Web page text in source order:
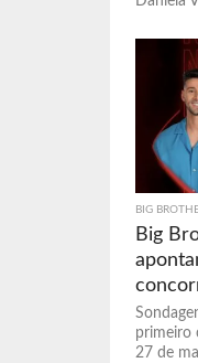
BIG
Big
primeiro
27 de